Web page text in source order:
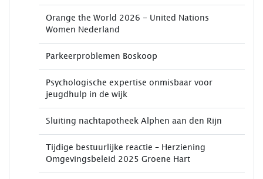
Orange the World 2026 - United Nations
Women Nederland
Parkeerproblemen Boskoop
Psychologische expertise onmisbaar voor
jeugdhulp in de wijk
Sluiting nachtapotheek Alphen aan den Rijn
Tijdige bestuurlijke reactie – Herziening
Omgevingsbeleid 2025 Groene Hart